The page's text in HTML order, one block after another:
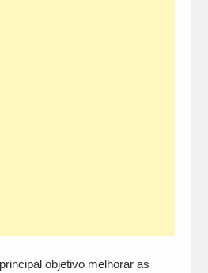
objetivo melhorar as